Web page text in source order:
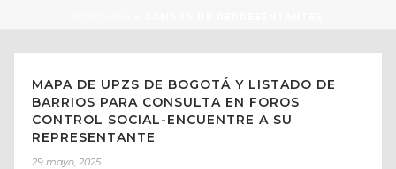
MAPA DE UPZS DE BOGOTÁ Y LISTADO DE
BARRIOS PARA CONSULTA EN FOROS
CONTROL SOCIAL-ENCUENTRE A SU
REPRESENTANTE
29 mayo, 2025